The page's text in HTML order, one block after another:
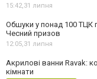
15:42,31 липня
Обшуки у понад 100 ТЦК
Чесний призов
12:05,31 липня
Акрилові ванни Ravak:
кімнати